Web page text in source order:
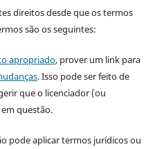
direitos desde que os termos
são os seguintes:
apropriado, prover um link para
. Isso pode ser feito de
que o licenciador (ou
questão.
pode aplicar termos jurídicos ou